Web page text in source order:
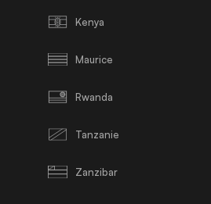
Kenya
Maurice
Rwanda
Tanzanie
Zanzibar